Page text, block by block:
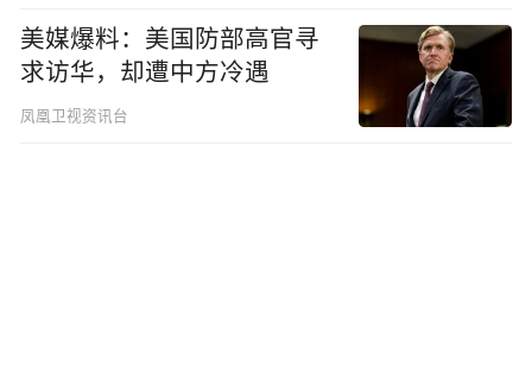
美媒爆料：美国防部高官寻
求访华，却遭中方冷遇
凤凰卫视资讯台